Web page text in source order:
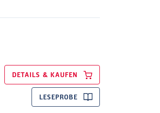
DETAILS & KAUFEN
LESEPROBE